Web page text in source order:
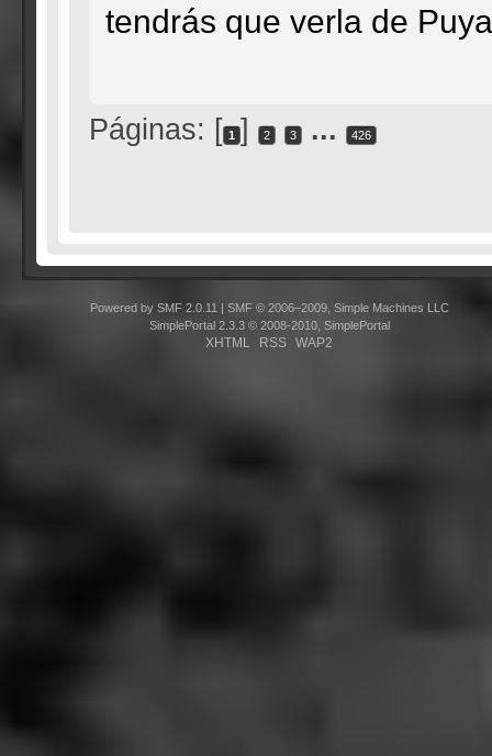
tendrás que verla de
Páginas: [ 1 ] 2 3 ... 426
Powered by SMF 2.0.11
SMF © 2006–2009, Simple Machines LLC
SimplePortal 2.3.3 © 2008-2010, SimplePortal
XHTML RSS WAP2